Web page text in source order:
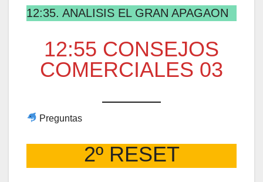
12:35. ANALISIS EL GRAN APAGAON
12:55 CONSEJOS
COMERCIALES 03
Preguntas
2º RESET